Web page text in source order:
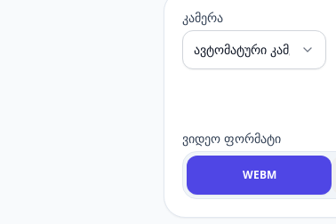
კამერა
ვიდეო ფორმატი
WEBM